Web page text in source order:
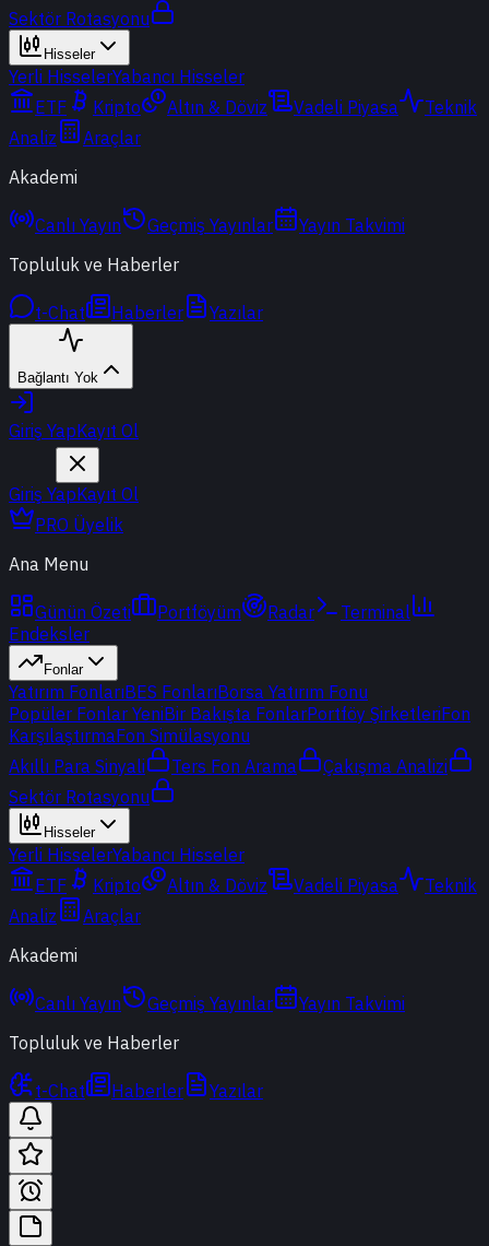
Sektör Rotasyonu
Hisseler
Yerli HisselerYabancı Hisseler
ETF
Kripto Altın & Döviz Vadeli Piyasa
Teknik
Analiz
Araçlar
Akademi
Canlı Yayın Geçmiş Yayınlar
Yayın Takvimi
Topluluk ve Haberler
t-Chat Haberler Yazılar
Bağlantı Yok
Giriş YapKayıt Ol
Giriş YapKayıt Ol
PRO Üyelik
Ana Menu
Günün Özeti Portföyüm Radar
Terminal
Endeksler
Fonlar
Yatırım FonlarıBES FonlarıBorsa Yatırım Fonu
Popüler Fonlar YeniBir Bakışta FonlarPortföy ŞirketleriFon
KarşılaştırmaFon Simülasyonu
Akıllı Para Sinyali
Ters Fon Arama
Çakışma Analizi
Sektör Rotasyonu
Hisseler
Yerli HisselerYabancı Hisseler
ETF
Kripto Altın & Döviz Vadeli Piyasa
Teknik
Analiz
Araçlar
Akademi
Canlı Yayın Geçmiş Yayınlar
Yayın Takvimi
Topluluk ve Haberler
t-Chat Haberler Yazılar